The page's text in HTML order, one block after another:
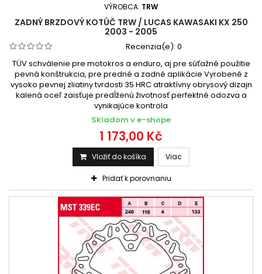
VÝROBCA: TRW
ZADNÝ BRZDOVÝ KOTÚČ TRW / LUCAS KAWASAKI KX 250
2003 - 2005
Recenzia(e): 0
TÜV schválenie pre motokros a enduro, aj pre súťažné použitie
pevná konštrukcia, pre predné a zadné aplikácie Vyrobené z
vysoko pevnej zliatiny tvrdosti 35 HRC atraktívny obrysový dizajn
kalená oceľ zaisťuje predĺženú životnosť perfektné odozva a
vynikajúce kontrola
Skladom v e-shope
1 173,00 Kč
Vložiť do košíka Viac
Pridať k porovnaniu